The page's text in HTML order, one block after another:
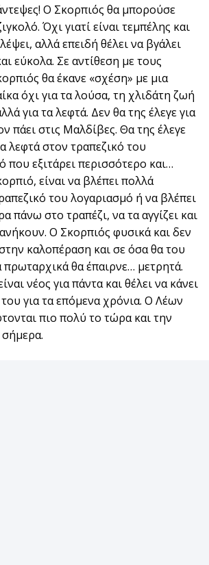
Ο Σκορπιός θα μπορούσε
Όχι γιατί είναι τεμπέλης και
αλλά επειδή θέλει να βγάλει
εύκολα. Σε αντίθεση με τους
θα έκανε «σχέση» με μια
όχι για τα λούσα, τη χλιδάτη ζωή
για τα λεφτά. Δεν θα της έλεγε για
πάει στις Μαλδίβες. Θα της έλεγε
λεφτά στον τραπεζικό του
που εξιτάρει περισσότερο και…
είναι να βλέπει πολλά
του λογαριασμό ή να βλέπει
πάνω στο τραπέζι, να τα αγγίζει και
Ο Σκορπιός φυσικά και δεν
καλοπέραση και σε όσα θα του
θα έπαιρνε… μετρητά.
νέος για πάντα και θέλει να κάνει
για τα επόμενα χρόνια. Ο Λέων
πιο πολύ το τώρα και την